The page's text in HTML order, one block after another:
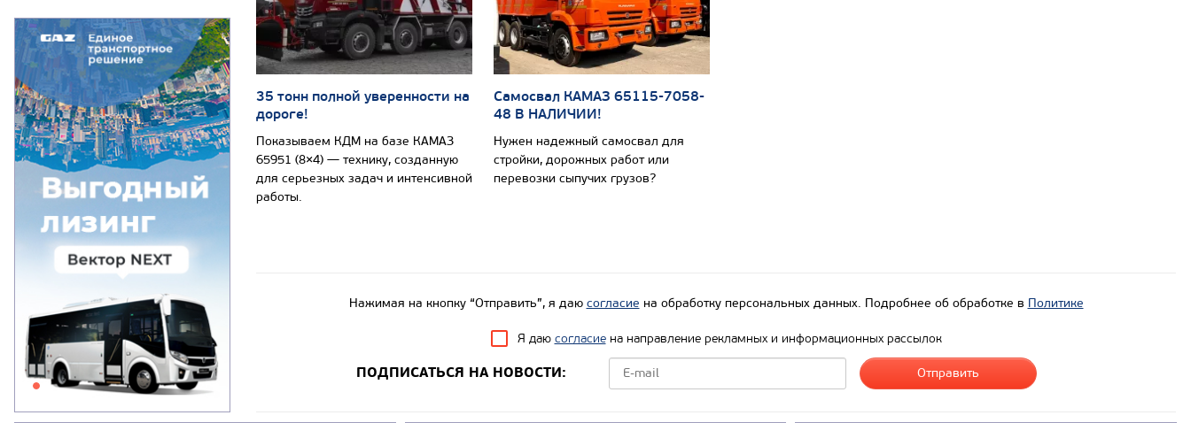
35 тонн полной уверенности на
дороге!
Показываем КДМ на базе КАМАЗ
65951 (8×4) — технику, созданную
для серьезных задач и интенсивной
работы.
Самосвал КАМАЗ 65115-7058-
48 В НАЛИЧИИ!
Нужен надежный самосвал для
стройки, дорожных работ или
перевозки сыпучих грузов?
Нажимая на кнопку “Отправить”, я даю согласие на обработку персональных данных. Подробнее об обработке в Политике
Я даю согласиена направление рекламных и информационных рассылок
ПОДПИСАТЬСЯ НА НОВОСТИ: